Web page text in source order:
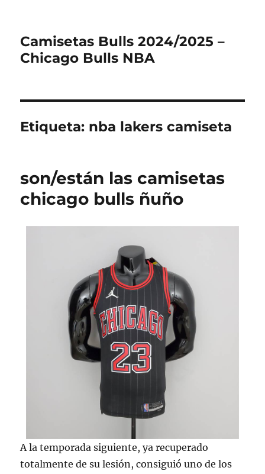
Camisetas Bulls 2024/2025 –
Chicago Bulls NBA
Etiqueta: nba lakers camiseta
son/están las camisetas
chicago bulls ñuño
A la temporada siguiente, ya recuperado
totalmente de su lesión, consiguió uno de los